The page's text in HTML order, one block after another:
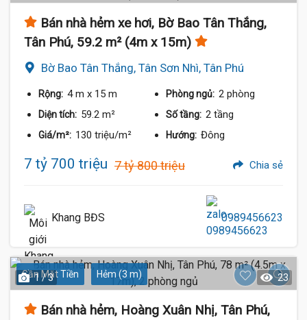
Bán nhà hẻm xe hơi, Bờ Bao Tân Thắng,
Tân Phú, 59.2 m² (4m x 15m)
Bờ Bao Tân Thắng, Tân Sơn Nhì, Tân Phú
Rộng: 4 m x 15 m Phòng ngủ: 2 phòng
Diện tích: 59.2 m² Số tầng: 2 tầng
Giá/m²: 130 triệu/m² Hướng: Đông
7 tỷ 700 triệu 7 tỷ 800 triệu Chia sẻ
Khang BĐS 0989456623
Gần Mặt Tiền Hẻm (3 m)
1 / 3 23
Bán nhà hẻm, Hoàng Xuân Nhị, Tân Phú,